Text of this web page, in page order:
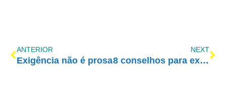
ANTERIOR
Exigência não é prosa
NEXT
8 conselhos para exercer autoridade assertiva com os seus filhos